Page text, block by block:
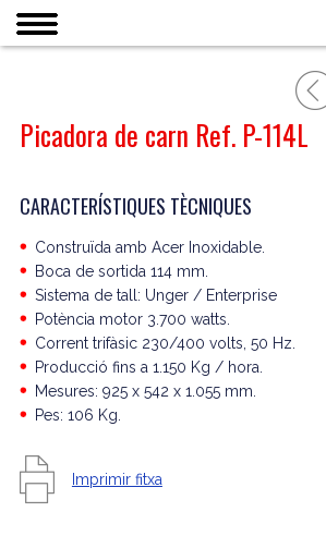
Picadora de carn Ref. P-114L
CARACTERÍSTIQUES TÈCNIQUES
Construïda amb Acer Inoxidable.
Boca de sortida 114 mm.
Sistema de tall: Unger / Enterprise
Potència motor 3.700 watts.
Corrent trifàsic 230/400 volts, 50 Hz.
Producció fins a 1.150 Kg / hora.
Mesures: 925 x 542 x 1.055 mm.
Pes: 106 Kg.
Imprimir fitxa